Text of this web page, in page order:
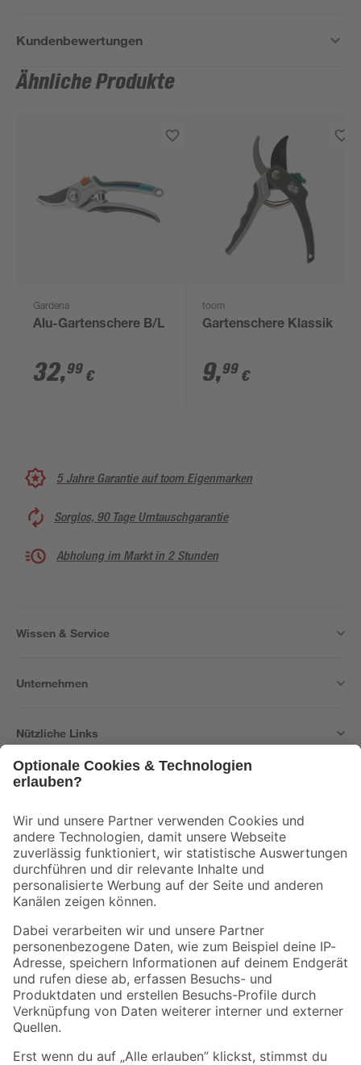
Kundenbewertungen
Ähnliche Produkte
Gardena
Alu-Gartenschere B/L
32,99 €
toom
Gartenschere Klassik
9,99 €
5 Jahre Garantie auf toom Eigenmarken
Sorglos, 90 Tage Umtauschgarantie
Abholung im Markt in 2 Stunden
Wissen & Service
Unternehmen
Nützliche Links
Der toom Newsletter: Keine Angebote und Aktionen mehr verpassen!
Zur Newsletter Anmeldung
Folge uns
Zahlungsarten Versandarten
Sicher einkaufen